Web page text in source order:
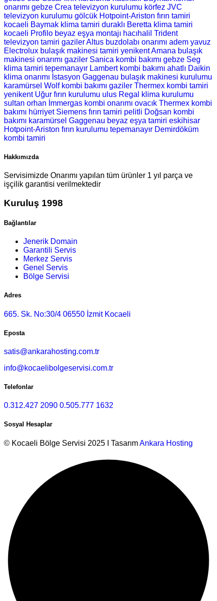
onarımı gebze Crea televizyon kurulumu körfez JVC
televizyon kurulumu gölcük Hotpoint-Ariston fırın tamiri
kocaeli Baymak klima tamiri duraklı Beretta klima tamiri
kocaeli Profilo beyaz eşya montajı hacıhalil Trident
televizyon tamiri gaziler Altus buzdolabı onarımı adem yavuz
Electrolux bulaşık makinesi tamiri yenikent Amana bulaşık
makinesi onarımı gaziler Sanica kombi bakımı gebze Seg
klima tamiri tepemanayır Lambert kombi bakımı ahatlı Daikin
klima onarımı İstasyon Gaggenau bulaşık makinesi kurulumu
karamürsel Wolf kombi bakımı gaziler Thermex kombi tamiri
yenikent Uğur fırın kurulumu ulus Regal klima kurulumu
sultan orhan İmmergas kombi onarımı ovacık Thermex kombi
bakımı hürriyet Siemens fırın tamiri pelitli Doğsan kombi
bakımı karamürsel Gaggenau beyaz eşya tamiri eskihisar
Hotpoint-Ariston fırın kurulumu tepemanayır Demirdöküm
kombi tamiri
Hakkımızda
Servisimizde Onarımı yapılan tüm ürünler 1 yıl parça ve
işçilik garantisi verilmektedir
Kuruluş 1998
Bağlantılar
Jenerik Domain
Garantili Servis
Merkez Servis
Genel Servis
Bölge Servisi
Adres
665. Sk. No:30/4 06550 İzmit Kocaeli
Eposta
satis@ankarahosting.com.tr
info@kocaelibolgeservisi.com.tr
Telefonlar
0.312.427 2090 0.505.777 1632
Sosyal Hesaplar
© Kocaeli Bölge Servisi 2025 I TasarımAnkara Hosting